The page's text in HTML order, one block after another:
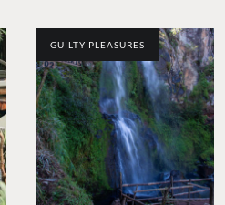
GUILTY PLEASURES